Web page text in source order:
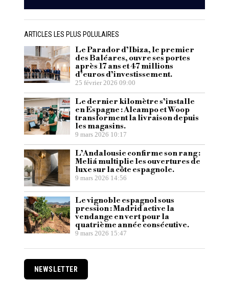
ARTICLES LES PLUS POLULAIRES
Le Parador d’Ibiza, le premier
des Baléares, ouvre ses portes
après 17 ans et 47 millions
d’euros d’investissement.
25 février 2026 09:00
Le dernier kilomètre s’installe
en Espagne : Alcampo et Woop
transforment la livraison depuis
les magasins.
9 mars 2026 10:17
L’Andalousie confirme son rang :
Meliá multiplie les ouvertures de
luxe sur la côte espagnole.
9 mars 2026 14:56
Le vignoble espagnol sous
pression : Madrid active la
vendange en vert pour la
quatrième année consécutive.
9 mars 2026 15:47
NEWSLETTER